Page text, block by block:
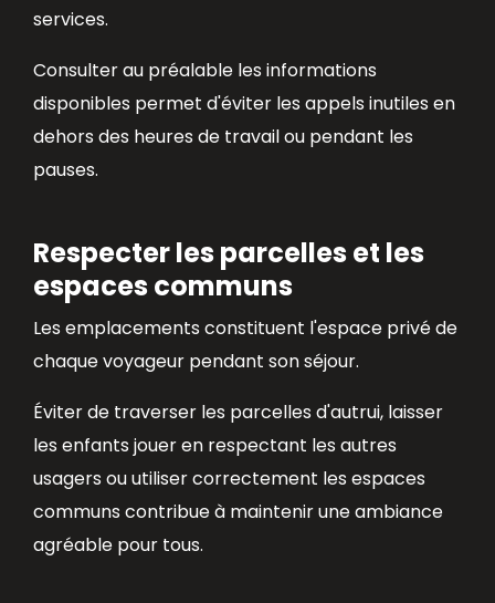
services.
Consulter au préalable les informations
disponibles permet d'éviter les appels inutiles en
dehors des heures de travail ou pendant les
pauses.
Respecter les parcelles et les
espaces communs
Les emplacements constituent l'espace privé de
chaque voyageur pendant son séjour.
Éviter de traverser les parcelles d'autrui, laisser
les enfants jouer en respectant les autres
usagers ou utiliser correctement les espaces
communs contribue à maintenir une ambiance
agréable pour tous.